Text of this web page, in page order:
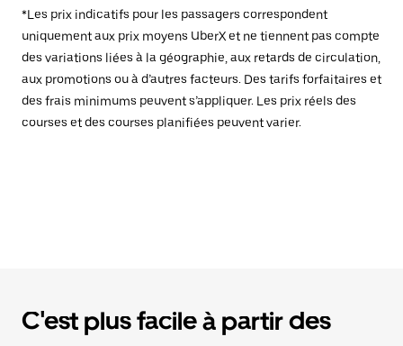
*Les prix indicatifs pour les passagers correspondent
uniquement aux prix moyens UberX et ne tiennent pas compte
des variations liées à la géographie, aux retards de circulation,
aux promotions ou à d’autres facteurs. Des tarifs forfaitaires et
des frais minimums peuvent s’appliquer. Les prix réels des
courses et des courses planifiées peuvent varier.
C'est plus facile à partir des